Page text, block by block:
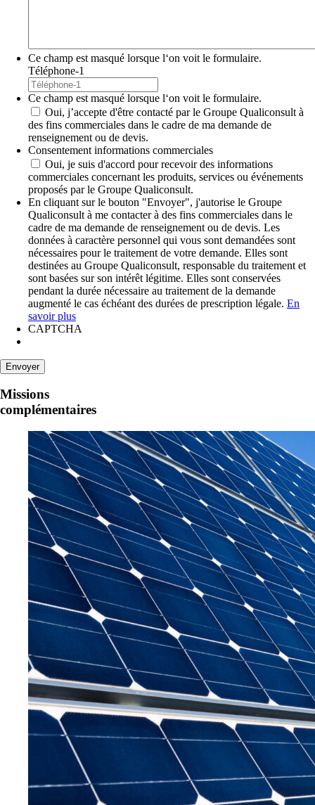
Ce champ est masqué lorsque l‘on voit le formulaire.
Téléphone-1
Ce champ est masqué lorsque l‘on voit le formulaire.
Oui, j’accepte d'être contacté par le Groupe Qualiconsult à
des fins commerciales dans le cadre de ma demande de
renseignement ou de devis.
Consentement informations commerciales
Oui, je suis d'accord pour recevoir des informations
commerciales concernant les produits, services ou événements
proposés par le Groupe Qualiconsult.
En cliquant sur le bouton "Envoyer", j'autorise le Groupe
Qualiconsult à me contacter à des fins commerciales dans le
cadre de ma demande de renseignement ou de devis. Les
données à caractère personnel qui vous sont demandées sont
nécessaires pour le traitement de votre demande. Elles sont
destinées au Groupe Qualiconsult, responsable du traitement et
sont basées sur son intérêt légitime. Elles sont conservées
pendant la durée nécessaire au traitement de la demande
augmenté le cas échéant des durées de prescription légale. En
savoir plus
CAPTCHA
Missions
complémentaires